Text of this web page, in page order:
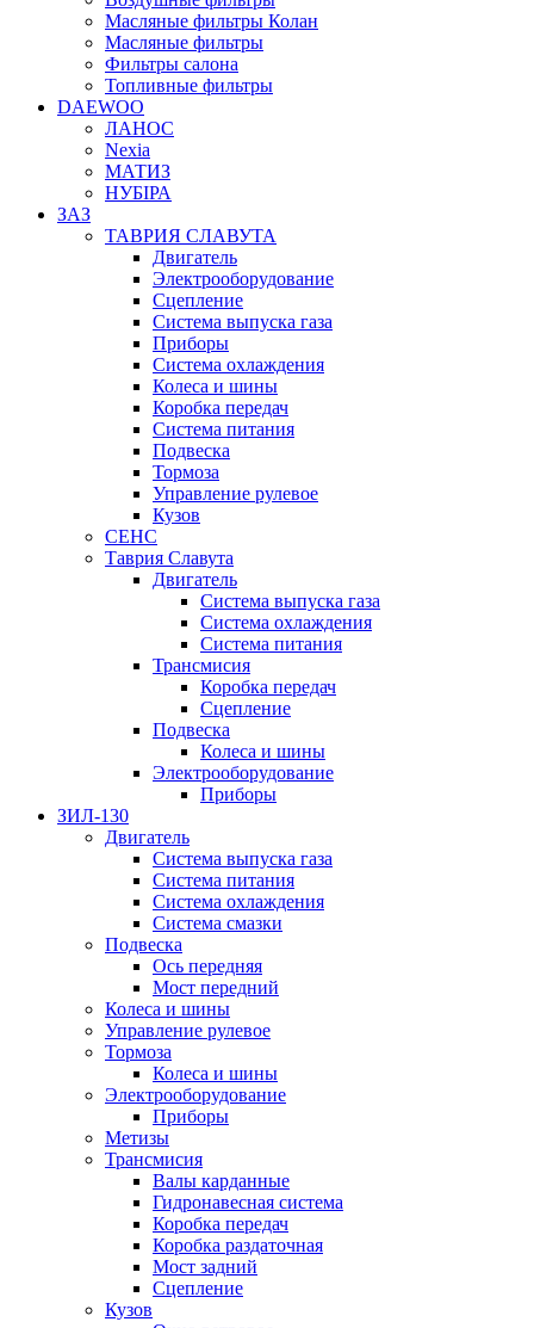
Масляные фильтры Колан
Масляные фильтры
Фильтры салона
Топливные фильтры
DAEWOO
ЛАНОС
Nexia
МАТИЗ
НУБІРА
ЗАЗ
ТАВРИЯ СЛАВУТА
Двигатель
Электрооборудование
Сцепление
Система выпуска газа
Приборы
Система охлаждения
Колеса и шины
Коробка передач
Система питания
Подвеска
Тормоза
Управление рулевое
Кузов
СЕНС
Таврия Славута
Двигатель
Система выпуска газа
Система охлаждения
Система питания
Трансмисия
Коробка передач
Сцепление
Подвеска
Колеса и шины
Электрооборудование
Приборы
ЗИЛ-130
Двигатель
Система выпуска газа
Система питания
Система охлаждения
Система смазки
Подвеска
Ось передняя
Мост передний
Колеса и шины
Управление рулевое
Тормоза
Колеса и шины
Электрооборудование
Приборы
Метизы
Трансмисия
Валы карданные
Гидронавесная система
Коробка передач
Коробка раздаточная
Мост задний
Сцепление
Кузов